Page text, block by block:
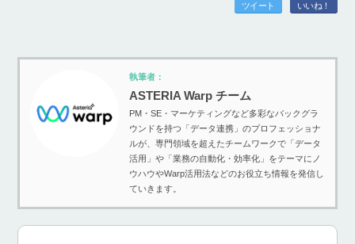
ツイート いいね！
執筆者：
ASTERIA Warp チーム
PM・SE・マーケティングなど多彩なバックグラ
ウンドを持つ「データ連携」のプロフェッショナ
ルが、専門領域を超えたチームワークで「データ
活用」や「業務の自動化・効率化」をテーマにノ
ウハウやWarp活用法などのお役立ち情報を発信し
ていきます。